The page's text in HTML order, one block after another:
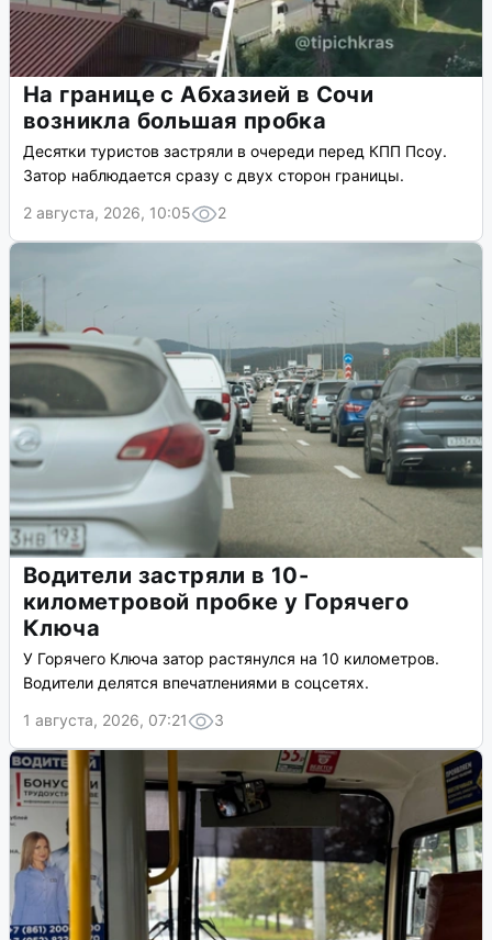
На границе с Абхазией в Сочи
возникла большая пробка
Десятки туристов застряли в очереди перед КПП Псоу.
Затор наблюдается сразу с двух сторон границы.
2 августа, 2026, 10:05
2
Водители застряли в 10-
километровой пробке у Горячего
Ключа
У Горячего Ключа затор растянулся на 10 километров.
Водители делятся впечатлениями в соцсетях.
1 августа, 2026, 07:21
3